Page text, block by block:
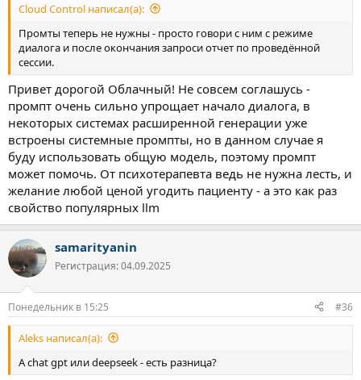
Cloud Control написал(а):
Промты теперь не нужны - просто говори с ним с режиме
диалога и после окончания запроси отчет по проведённой
сессии.
Привет дорогой Облачный! Не совсем соглашусь -
промпт очень сильно упрощает начало диалога, в
некоторых системах расширенной генерации уже
встроены системные промпты, но в данном случае я
буду использовать общую модель, поэтому промпт
может помочь. От психотерапевта ведь не нужна лесть, и
желание любой ценой угодить пациенту - а это как раз
свойство популярных llm
samarityanin
Регистрация: 04.09.2025
Понедельник в 15:25 #36
Aleks написал(а):
А chat gpt или deepseek - есть разница?